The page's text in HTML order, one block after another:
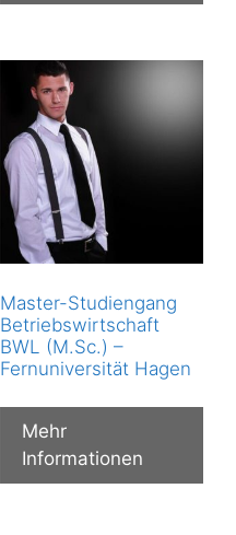
Master-Studiengang
Betriebswirtschaft
BWL (M.Sc.) –
Fernuniversität Hagen
Mehr
Informationen